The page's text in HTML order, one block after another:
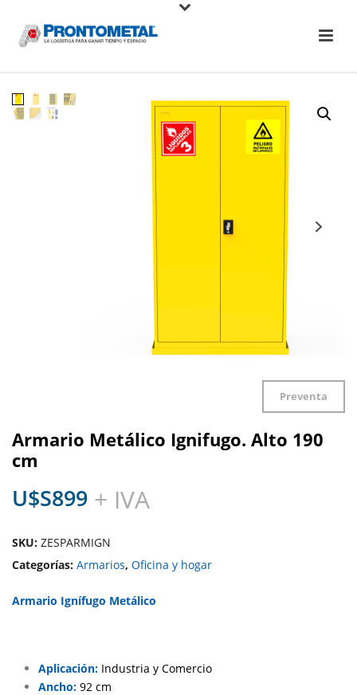
Preventa
Armario Metálico Ignifugo. Alto 190
cm
U$S899 + IVA
SKU: ZESPARMIGN
Categorías: Armarios, Oficina y hogar
Armario Ignífugo Metálico
Aplicación:Industria y Comercio
Ancho:92 cm